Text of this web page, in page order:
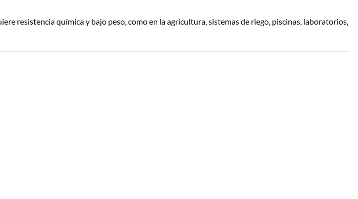
resistencia química y bajo peso, como en la agricultura, sistemas de riego, piscinas, laboratorios,